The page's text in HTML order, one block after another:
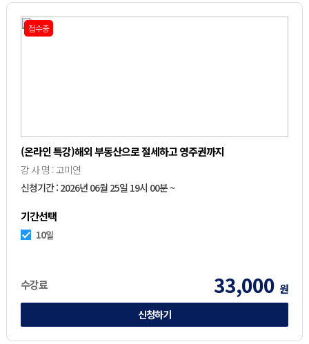
접수중
(온라인 특강)해외 부동산으로 절세하고 영주권까지
강 사 명 : 고미연
신청기간 : 2026년 06월 25일 19시 00분 ~
기간선택
10일
수강료 33,000 원
신청하기